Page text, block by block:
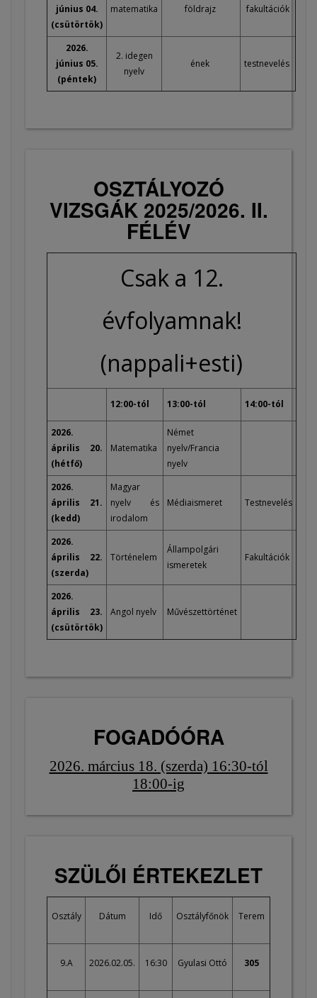
június 04.
(csütörtök)
matematika földrajz fakultációk
2026.
június 05.
(péntek)
2. idegen
nyelv
ének testnevelés
OSZTÁLYOZÓ
VIZSGÁK 2025/2026. II.
FÉLÉV
Csak a 12.
évfolyamnak!
(nappali+esti)
12:00-tól 13:00-tól 14:00-tól
2026.
április 20.
(hétfő)
Matematika
Német
nyelv/Francia
nyelv
2026.
április 21.
(kedd)
Magyar
nyelv és
irodalom
Médiaismeret Testnevelés
2026.
április 22.
(szerda)
Történelem
Állampolgári
ismeretek
Fakultációk
2026.
április 23.
(csütörtök)
Angol nyelv Művészettörténet
FOGADÓÓRA
2026. március 18. (szerda) 16:30-tól
18:00-ig
SZÜLŐI ÉRTEKEZLET
Osztály Dátum Idő Osztályfőnök Terem
9.A 2026.02.05. 16:30 Gyulasi Ottó 305